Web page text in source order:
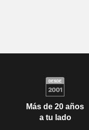
Más de 20 años
a tu lado